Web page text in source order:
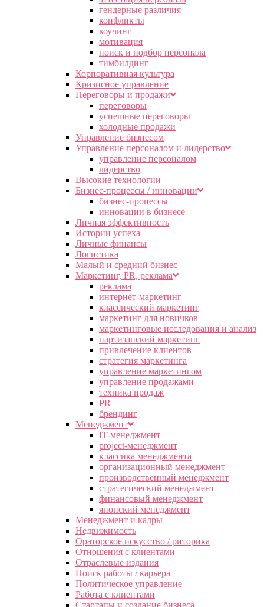
гендерные различия
конфликты
коучинг
мотивация
поиск и подбор персонала
тимбилдинг
Корпоративная культура
Кризисное управление
Переговоры и продажи
переговоры
успешные переговоры
холодные продажи
Управление бизнесом
Управление персоналом и лидерство
управление персоналом
лидерство
Высокие технологии
Бизнес-процессы / инновации
бизнес-процессы
инновации в бизнесе
Личная эффективность
Истории успеха
Личные финансы
Логистика
Малый и средний бизнес
Маркетинг, PR, реклама
реклама
интернет-маркетинг
классический маркетинг
маркетинг для новичков
маркетинговые исследования и анализ
партизанский маркетинг
привлечение клиентов
стратегия маркетинга
управление маркетингом
управление продажами
техника продаж
PR
брендинг
Менеджмент
IT-менеджмент
project-менеджмент
классика менеджмента
организационный менеджмент
производственный менеджмент
стратегический менеджмент
финансовый менеджмент
японский менеджмент
Менеджмент и кадры
Недвижимость
Ораторское искусство / риторика
Отношения с клиентами
Отраслевые издания
Поиск работы / карьера
Политическое управление
Работа с клиентами
Стартапы и создание бизнеса